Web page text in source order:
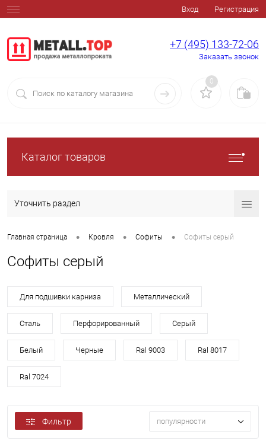
Вход Регистрация
+7 (495) 133-72-06
Заказать звонок
0
Каталог товаров
Уточнить раздел
Главная страница • Кровля • Софиты • Софиты серый
Софиты серый
Для подшивки карниза Металлический
Сталь Перфорированный Серый
Белый Черные Ral 9003 Ral 8017
Ral 7024
Фильтр популярности